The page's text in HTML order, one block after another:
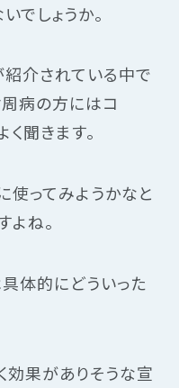
でしょうか。
紹介されている中で
周病の方にはコ
く聞きます。
使ってみようかなと
よね。
体的にどういった
効果がありそうな宣